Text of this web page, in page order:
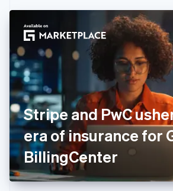
Stripe and PwC
era of insurance for
BillingCenter
Chine continentale
简体中文English
Chypre
English
Croatie
English
Danemark
English
Émirats arabes unis
English
Espagne
EspañolEnglish
Estonie
English